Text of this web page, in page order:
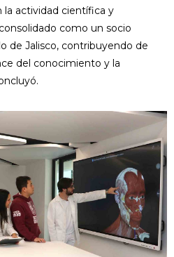
actividad científica y
como un socio
de Jalisco, contribuyendo de
del conocimiento y la